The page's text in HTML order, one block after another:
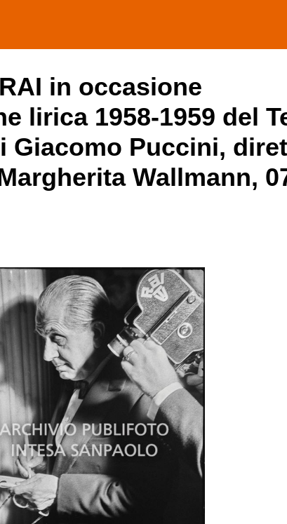
in occasione
lirica 1958-1959 del
Giacomo Puccini,
Wallmann,